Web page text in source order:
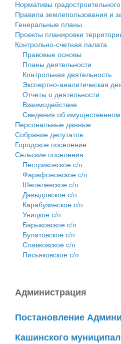
Генеральные планы
Проекты планировки
Собрание депутатов
Городское поселение
Сельские поселения
Нормативы
Правила землепользования и
Генеральные планы
Проекты планировки
Контрольно-счетная палата
Правовые основы
Планы деятельности
Контрольная деятельность
Экспертно-аналитическая
Отчеты о деятельности
Взаимодействие
Сведения об
Персональные данные
Собрание депутатов
Городское поселение
Сельские поселения
Пестриковское с/п
Фарафоновское с/п
Шепелевское с/п
Давыдовское с/п
Карабузинское с/п
Уницкое с/п
Барыковское с/п
Булатовское с/п
Славковское с/п
Письяковское с/п
Администрация
Постановление
Кашинского